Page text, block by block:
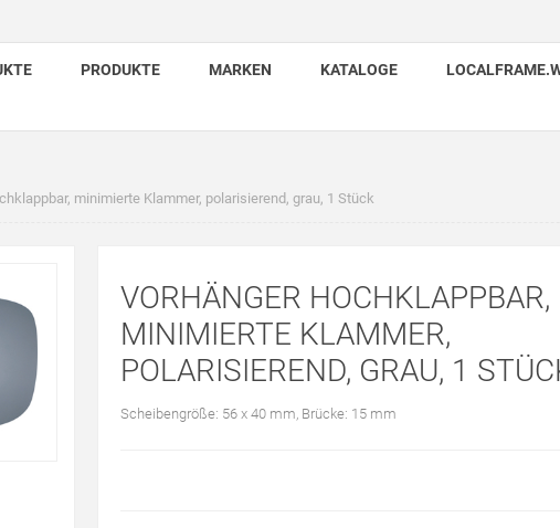
PRODUKTE MARKEN KATALOGE
minimierte Klammer, polarisierend, grau, 1 Stück
VORHÄNGER HOCHKLAPPBAR,
MINIMIERTE KLAMMER,
POLARISIEREND, GRAU, 1
Scheibengröße: 56 x 40 mm, Brücke: 15 mm